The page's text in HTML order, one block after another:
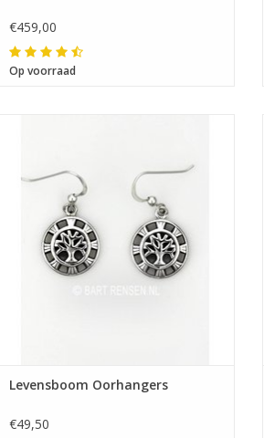
€459,00
Op voorraad
Levensboom Oorhangers
€49,50